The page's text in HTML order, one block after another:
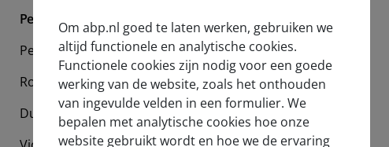
Pensioen bij ABP
Pensioenregeling in het kort
Rol werkgever rondom pensioen
Duurzame inzetbaarheid
Om abp.nl goed te laten werken, gebruiken we
altijd functionele en analytische cookies.
Functionele cookies zijn nodig voor een goede
werking van de website, zoals het onthouden
van ingevulde velden in een formulier. We
bepalen met analytische cookies hoe onze
website gebruikt wordt en hoe we de ervaring